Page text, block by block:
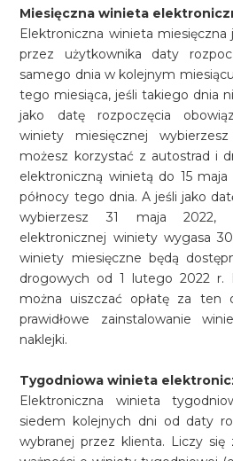
Miesięczna winieta
Elektroniczna winieta miesięczna
przez użytkownika daty
samego dnia w kolejnym
tego miesiąca, jeśli takiego dnia
jako datę rozpoczęcia
winiety miesięcznej
możesz korzystać z autostrad i
elektroniczną winietą do 15 maja
północy tego dnia. A jeśli jako
wybierzesz 31 maja 2022,
elektronicznej winiety wygasa
winiety miesięczne będą
drogowych od 1 lutego 2022 r.
można uiszczać opłatę za ten
prawidłowe zainstalowanie
naklejki.
Tygodniowa winieta
Elektroniczna winieta
siedem kolejnych dni od daty
wybranej przez klienta. Liczy się